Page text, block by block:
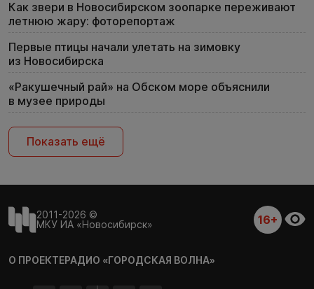
Как звери в Новосибирском зоопарке переживают
летнюю жару: фоторепортаж
Первые птицы начали улетать на зимовку
из Новосибирска
«Ракушечный рай» на Обском море объяснили
в музее природы
Показать ещё
2011-2026 ©
МКУ ИА «Новосибирск»
16+
О ПРОЕКТЕРАДИО «ГОРОДСКАЯ ВОЛНА»